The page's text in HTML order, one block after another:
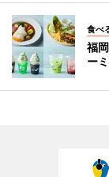
食べ
福
ー